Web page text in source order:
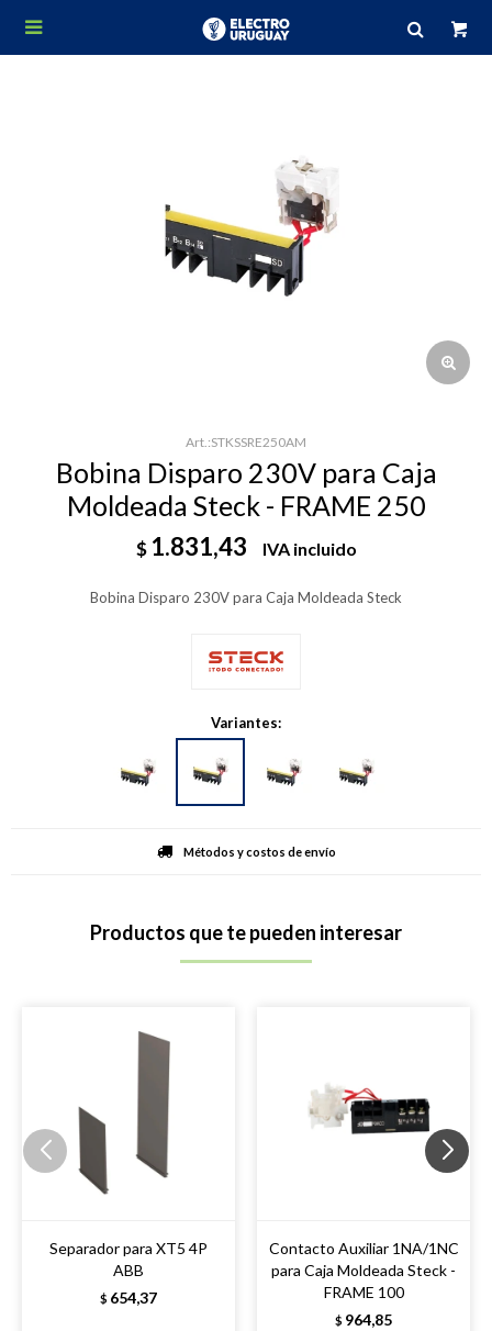

STKSSRE250AM
Bobina Disparo 230V para Caja
Moldeada Steck - FRAME 250
$ 1.831,43 IVA incluido
Bobina Disparo 230V para Caja Moldeada Steck
Variantes:
Métodos y costos de envío
Productos que te pueden interesar
Separador para XT5 4P
ABB
$ 654,37
Contacto Auxiliar 1NA/1NC
para Caja Moldeada Steck -
FRAME 100
$ 964,85